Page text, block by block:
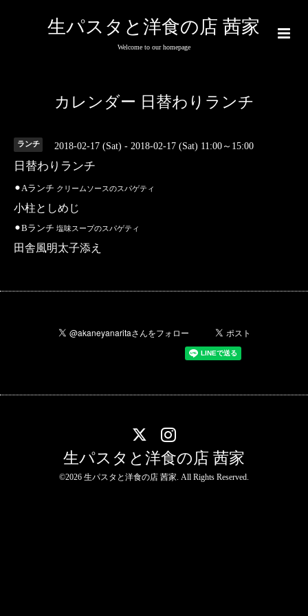
生パスタと洋食の店 茜家
Welcome to our homepage
カレンダー 日替わりランチ
ランチ 2018-02-17 (Sat) - 2018-02-17 (Sat) 11:00～15:00
日替わりランチ
⚫︎Aランチ クリームソースのスパゲティ
小柱としめじ
⚫︎Bランチ 塩味スープのスパゲティ
田舎風明太子添え
生パスタと洋食の店 茜家
©2026 生パスタと洋食の店 茜家. All Rights Reserved.